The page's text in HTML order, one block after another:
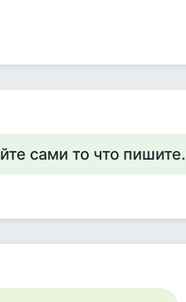
сами то что пишите.